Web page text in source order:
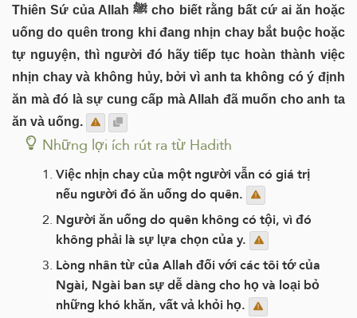
Thiên Sứ của Allah ﷺ cho biết rằng bất cứ ai ăn hoặc
uống do quên trong khi đang nhịn chay bắt buộc hoặc
tự nguyện, thì người đó hãy tiếp tục hoàn thành việc
nhịn chay và không hủy, bởi vì anh ta không có ý định
ăn mà đó là sự cung cấp mà Allah đã muốn cho anh ta
ăn và uống.
Những lợi ích rút ra từ Hadith
Việc nhịn chay của một người vẫn có giá trị
nếu người đó ăn uống do quên.
Người ăn uống do quên không có tội, vì đó
không phải là sự lựa chọn của y.
Lòng nhân từ của Allah đối với các tôi tớ của
Ngài, Ngài ban sự dễ dàng cho họ và loại bỏ
những khó khăn, vất vả khỏi họ.